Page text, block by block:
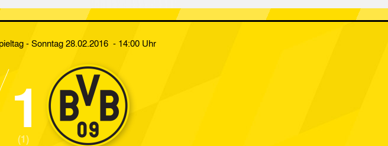
- Sonntag 28.02.2016 - 14:00 Uhr
1
(1)